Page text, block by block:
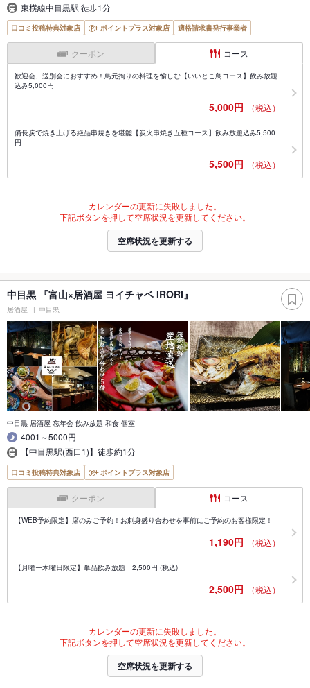
東横線中目黒駅 徒歩1分
口コミ投稿特典対象店 ポイントプラス対象店 適格請求書発行事業者
クーポン コース
歓迎会、送別会におすすめ！鳥元拘りの料理を愉しむ【いいとこ鳥コース】飲み放題
込み5,000円
5,000円 （税込）
備長炭で焼き上げる絶品串焼きを堪能【炭火串焼き五種コース】飲み放題込み5,500
円
5,500円 （税込）
カレンダーの更新に失敗しました。
下記ボタンを押して空席状況を更新してください。
空席状況を更新する
中目黒 『富山×居酒屋 ヨイチャベ IRORI』
居酒屋 中目黒
中目黒 居酒屋 忘年会 飲み放題 和食 個室
4001～5000円
【中目黒駅(西口1)】徒歩約1分
口コミ投稿特典対象店 ポイントプラス対象店
クーポン コース
【WEB予約限定】席のみご予約！お刺身盛り合わせを事前にご予約のお客様限定！
1,190円 （税込）
【月曜ー木曜日限定】単品飲み放題 2,500円 (税込)
2,500円 （税込）
カレンダーの更新に失敗しました。
下記ボタンを押して空席状況を更新してください。
空席状況を更新する